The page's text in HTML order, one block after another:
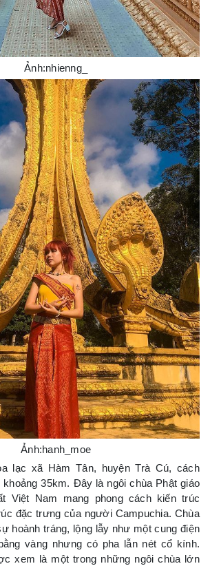
Ảnh:nhienng_
Ảnh:hanh_moe
lạc xã Hàm Tân, huyện Trà Cú, cách
khoảng 35km. Đây là ngôi chùa Phật giáo
Việt Nam mang phong cách kiến trúc
đặc trưng của người Campuchia. Chùa
hoành tráng, lộng lẫy như một cung điện
vàng nhưng có pha lẫn nét cổ kính.
xem là một trong những ngôi chùa lớn